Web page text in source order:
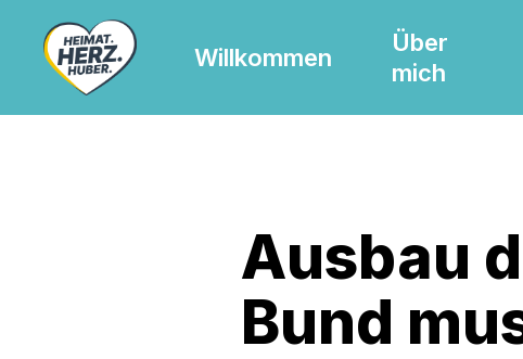
Willkommen
Über
mich
Ausbau
Bund